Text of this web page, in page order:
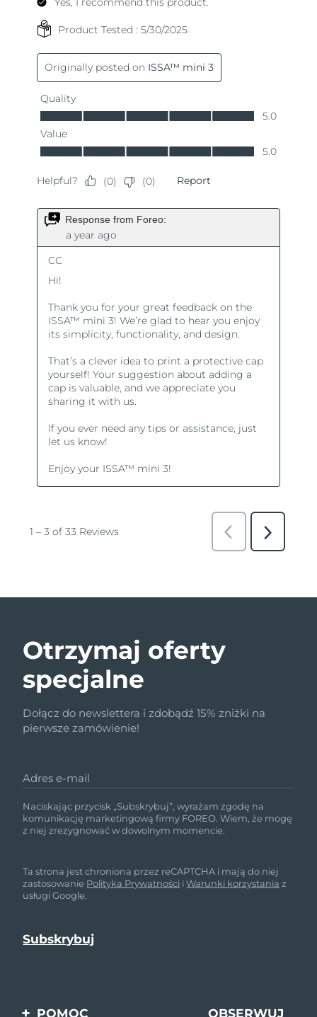
Otrzymaj oferty
specjalne
Dołącz do newslettera i zdobądź 15% zniżki na
pierwsze zamówienie!
Adres e-mail
Naciskając przycisk „Subskrybuj”, wyrażam zgodę na
komunikację marketingową firmy FOREO. Wiem, że mogę
z niej zrezygnować w dowolnym momencie.
Ta strona jest chroniona przez reCAPTCHA i mają do niej
zastosowanie Polityka Prywatności iWarunki korzystania z
usługi Google.
POMOC OBSERWUJ